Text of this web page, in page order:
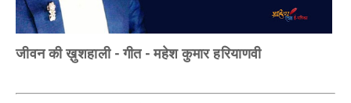
जीवन की ख़ुशहाली - गीत - महेश कुमार हरियाणवी